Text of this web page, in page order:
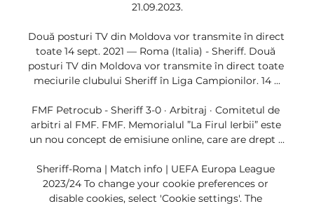
21.09.2023.
Două posturi TV din Moldova vor transmite în direct
toate 14 sept. 2021 — Roma (Italia) - Sheriff. Două
posturi TV din Moldova vor transmite în direct toate
meciurile clubului Sheriff în Liga Campionilor. 14 ...
FMF Petrocub - Sheriff 3-0 · Arbitraj · Comitetul de
arbitri al FMF. FMF. Memorialul ”La Firul Ierbii” este
un nou concept de emisiune online, care are drept ...
Sheriff-Roma | Match info | UEFA Europa League
2023/24 To change your cookie preferences or
disable cookies, select 'Cookie settings'. The